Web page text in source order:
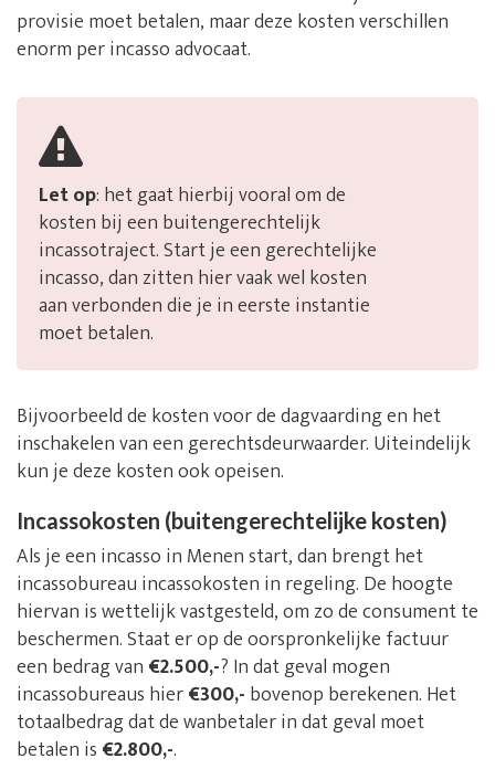
provisie moet betalen, maar deze kosten verschillen
enorm per incasso advocaat.
Let op: het gaat hierbij vooral om de
kosten bij een buitengerechtelijk
incassotraject. Start je een gerechtelijke
incasso, dan zitten hier vaak wel kosten
aan verbonden die je in eerste instantie
moet betalen.
Bijvoorbeeld de kosten voor de dagvaarding en het
inschakelen van een gerechtsdeurwaarder. Uiteindelijk
kun je deze kosten ook opeisen.
Incassokosten (buitengerechtelijke kosten)
Als je een incasso in Menen start, dan brengt het
incassobureau incassokosten in regeling. De hoogte
hiervan is wettelijk vastgesteld, om zo de consument te
beschermen. Staat er op de oorspronkelijke factuur
een bedrag van €2.500,-? In dat geval mogen
incassobureaus hier€300,- bovenop berekenen. Het
totaalbedrag dat de wanbetaler in dat geval moet
betalen is €2.800,-.